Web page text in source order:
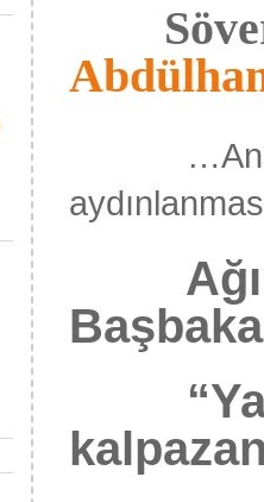
Ağır